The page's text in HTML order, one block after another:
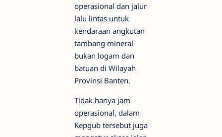
operasional dan jalur
lalu lintas untuk
kendaraan angkutan
tambang mineral
bukan logam dan
batuan di Wilayah
Provinsi Banten.
Tidak hanya jam
operasional, dalam
Kepgub tersebut juga